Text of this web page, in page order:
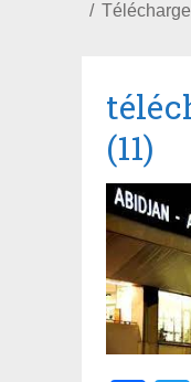
(11)